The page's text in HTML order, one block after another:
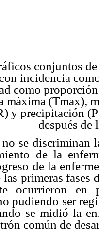
conjuntos
incidencia
como
máxima (Tmax),
y precipitación
después de
se discriminan
de la
de la
las primeras
ocurrieron
pudiendo ser
se midió la
común de